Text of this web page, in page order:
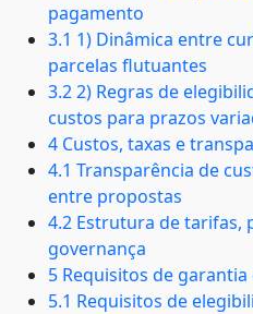
pagamento
3.1 1) Dinâmica entre
parcelas flutuantes
3.2 2) Regras de
custos para prazos
4 Custos, taxas e
4.1 Transparência de
entre propostas
4.2 Estrutura de tarifas,
governança
5 Requisitos de
5.1 Requisitos de